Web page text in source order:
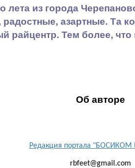
лета из города
азартные. Та
райцентр. Тем более,
Об авторе
Редакция портала
rbfeet@gmail.com